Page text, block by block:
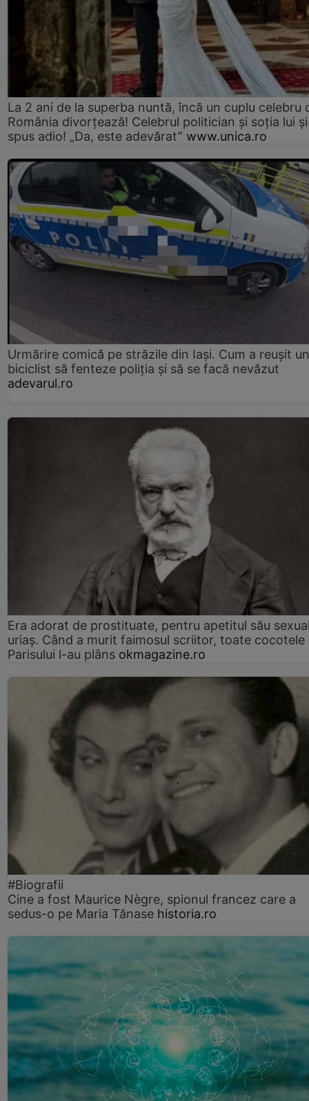
La 2 ani de la superba nuntă, încă un cuplu celebru
România divorțează! Celebrul politician și soția lui
spus adio! „Da, este adevărat” www.unica.ro
Urmărire comică pe străzile din Iași. Cum a reușit un
biciclist să fenteze poliția și să se facă nevăzut
adevarul.ro
Era adorat de prostituate, pentru apetitul său
uriaș. Când a murit faimosul scriitor, toate cocotele
Parisului l-au plâns okmagazine.ro
#Biografii
Cine a fost Maurice Nègre, spionul francez care a
sedus-o pe Maria Tănase historia.ro